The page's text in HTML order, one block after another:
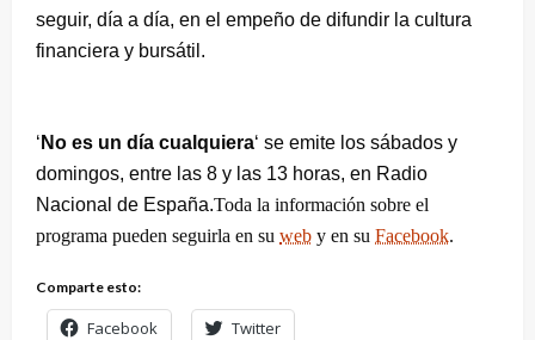
seguir, día a día, en el empeño de difundir la cultura
financiera y bursátil.
‘ No es un día cualquiera‘ se emite los sábados y
domingos, entre las 8 y las 13 horas, en Radio
Nacional de España.Toda la información sobre el
programa pueden seguirla en su web y en su Facebook.
Comparte esto:
Facebook Twitter